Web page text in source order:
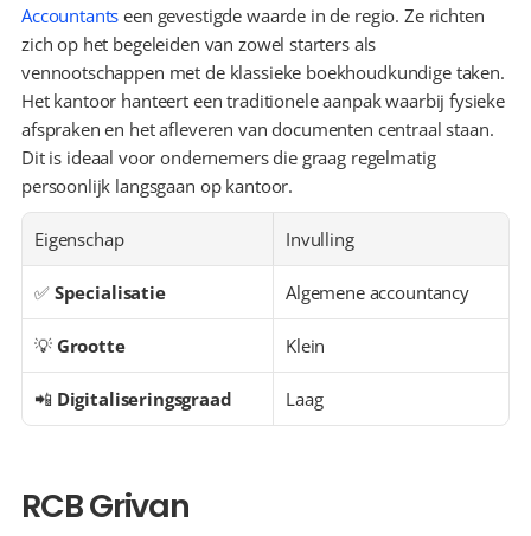
Accountants een gevestigde waarde in de regio. Ze richten
zich op het begeleiden van zowel starters als
vennootschappen met de klassieke boekhoudkundige taken.
Het kantoor hanteert een traditionele aanpak waarbij fysieke
afspraken en het afleveren van documenten centraal staan.
Dit is ideaal voor ondernemers die graag regelmatig
persoonlijk langsgaan op kantoor.
Eigenschap Invulling
✅ Specialisatie Algemene accountancy
💡 Grootte Klein
📲 Digitaliseringsgraad Laag
RCB Grivan